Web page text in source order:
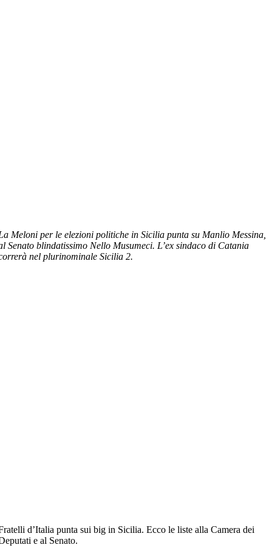
Meloni per le elezioni politiche in Sicilia punta su Manlio Messina,
Senato blindatissimo Nello Musumeci. L’ex sindaco di Catania
nel plurinominale Sicilia 2.
d’Italia punta sui big in Sicilia. Ecco le liste alla Camera dei
e al Senato.